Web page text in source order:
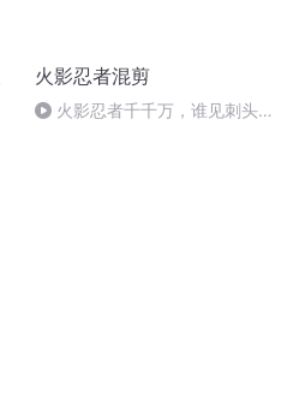
火影忍者混剪
火影忍者千千万，谁见刺头谁